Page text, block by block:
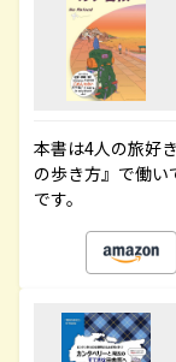
本書は4人の旅好
の歩き方』で働
です。